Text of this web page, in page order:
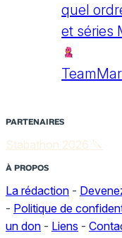
quel
et séries
PARTENAIRES
Stabathon 2026 🔪
À PROPOS
La rédaction -
- Politique de
un don - Liens -